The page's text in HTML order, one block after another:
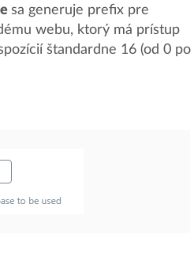
sa generuje prefix pre
webu, ktorý má prístup
štandardne 16 (od 0 po